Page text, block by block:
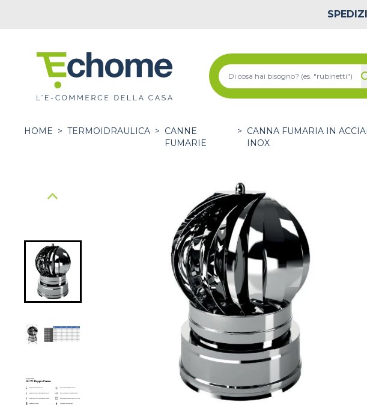
HOME > TERMOIDRAULICA > CANNE
FUMARIE
> CANNA FUMARIA IN
INOX